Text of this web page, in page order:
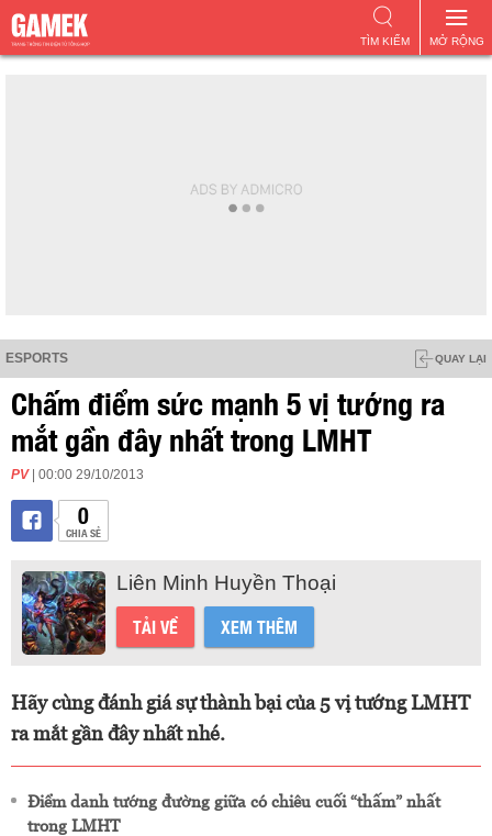
MỞ RỘNG
TÌM KIẾM
ESPORTS QUAY LẠI
Chấm điểm sức mạnh 5 vị tướng ra
mắt gần đây nhất trong LMHT
PV | 00:00 29/10/2013
0
CHIA SẺ
Liên Minh Huyền Thoại
TẢI VỀ XEM THÊM
Hãy cùng đánh giá sự thành bại của 5 vị tướng LMHT
ra mắt gần đây nhất nhé.
Điểm danh tướng đường giữa có chiêu cuối “thấm” nhất
trong LMHT